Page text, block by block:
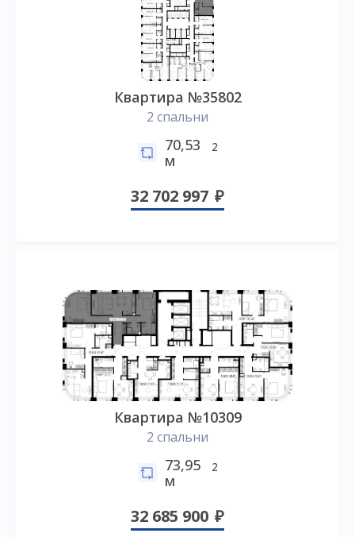
Квартира №35802
2 спальни
70,53
м
2
32 702 997
Квартира №10309
2 спальни
73,95
м
2
32 685 900